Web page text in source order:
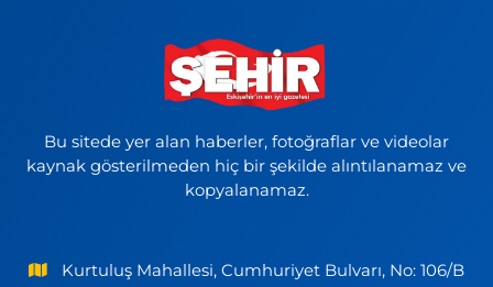
Bu sitede yer alan haberler, fotoğraflar ve videolar
kaynak gösterilmeden hiç bir şekilde alıntılanamaz ve
kopyalanamaz.
Kurtuluş Mahallesi, Cumhuriyet Bulvarı, No: 106/B